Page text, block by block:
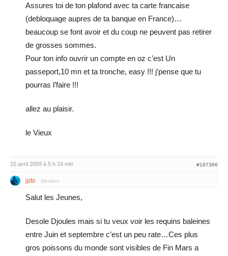
Assures toi de ton plafond avec ta carte francaise
(debloquage aupres de ta banque en France)…
beaucoup se font avoir et du coup ne peuvent pas retirer
de grosses sommes.
Pour ton info ouvrir un compte en oz c’est Un
passeport,10 mn et ta tronche, easy !!! j’pense que tu
pourras l’faire !!!
allez au plaisir.
le Vieux
15 avril 2009 à 5 h 24 min #197366
jpto Membre
Salut les Jeunes,
Desole Djoules mais si tu veux voir les requins baleines
entre Juin et septembre c’est un peu rate…Ces plus
gros poissons du monde sont visibles de Fin Mars a